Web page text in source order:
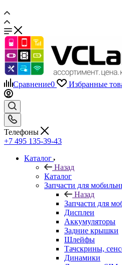
Сравнение0 Избранные
Телефоны
+7 495 135-39-43
Каталог
Назад
Каталог
Запчасти для
Назад
Запчасти для
Дисплеи
Аккумуляторы
Задние крышки
Шлейфы
Тачскрины,
Динамики